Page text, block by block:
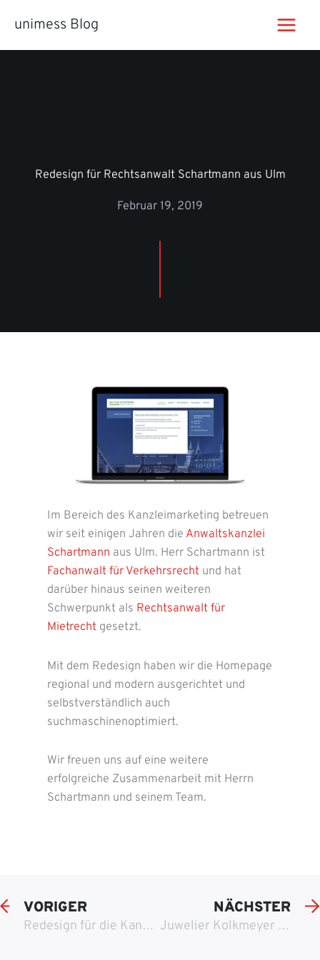
Inhaltunimess Blog
Redesign für Rechtsanwalt Schartmann aus Ulm
Februar 19, 2019
Im Bereich des Kanzleimarketing betreuen
wir seit einigen Jahren die Anwaltskanzlei
Schartmann aus Ulm. Herr Schartmann ist
Fachanwalt für Verkehrsrechtund hat
darüber hinaus seinen weiteren
Schwerpunkt als Rechtsanwalt für
Mietrechtgesetzt.
Mit dem Redesign haben wir die Homepage
regional und modern ausgerichtet und
selbstverständlich auch
suchmaschinenoptimiert.
Wir freuen uns auf eine weitere
erfolgreiche Zusammenarbeit mit Herrn
Schartmann und seinem Team.
VORIGER
Redesign für die Kanzlei Greine, Reddemann & Partner
NÄCHSTER
Juwelier Kolkmeyer aus Osnabrück